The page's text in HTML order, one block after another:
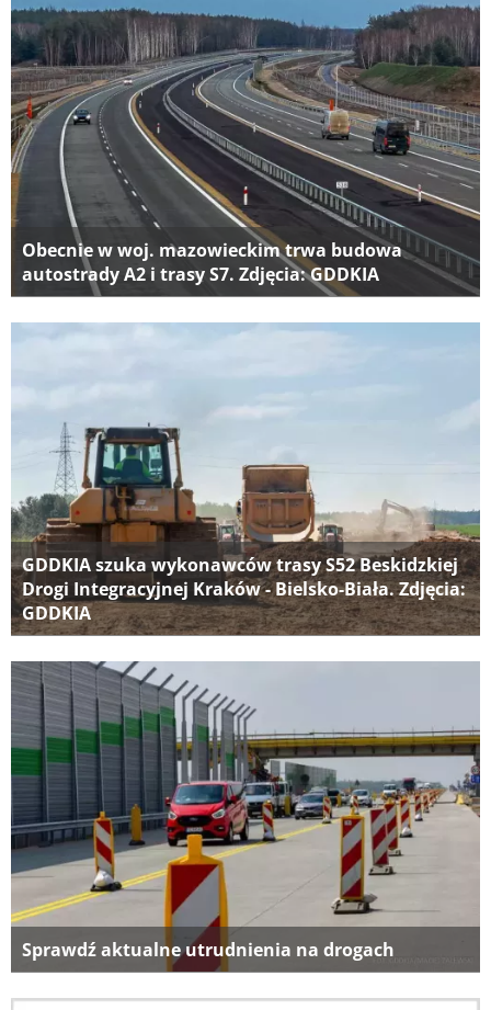
Obecnie w woj. mazowieckim trwa budowa
autostrady A2 i trasy S7. Zdjęcia: GDDKIA
GDDKIA szuka wykonawców trasy S52 Beskidzkiej
Drogi Integracyjnej Kraków - Bielsko-Biała. Zdjęcia:
GDDKIA
Sprawdź aktualne utrudnienia na drogach